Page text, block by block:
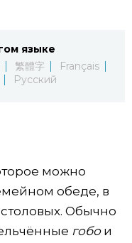
языке
繁體字
Français
Русский
можно
обеде, в
столовых. Обычно
гобои